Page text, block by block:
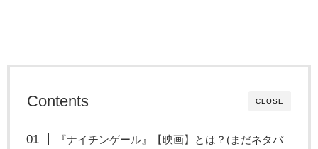
CLOSE
Contents
『ナイチンゲール』【映画】とは？(まだネタバ